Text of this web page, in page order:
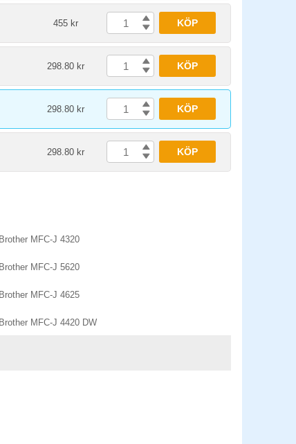
455 kr KÖP
298.80 kr KÖP
298.80 kr KÖP
298.80 kr KÖP
Brother MFC-J 4320
Brother MFC-J 5620
Brother MFC-J 4625
Brother MFC-J 4420 DW